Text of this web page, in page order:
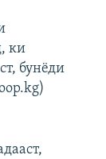
ки
бунёди